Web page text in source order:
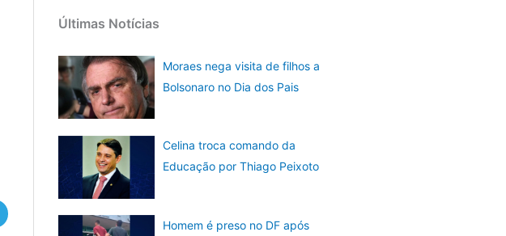
Últimas Notícias
Moraes nega visita de filhos a
Bolsonaro no Dia dos Pais
Celina troca comando da
Educação por Thiago Peixoto
Homem é preso no DF após